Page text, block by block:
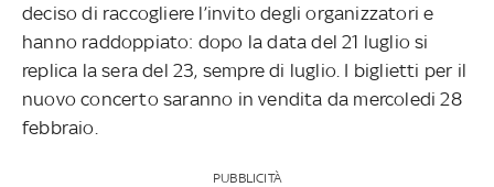
deciso di raccogliere l’invito degli organizzatori e
hanno raddoppiato: dopo la data del 21 luglio si
replica la sera del 23, sempre di luglio. I biglietti per il
nuovo concerto saranno in vendita da mercoledi 28
febbraio.
PUBBLICITÀ